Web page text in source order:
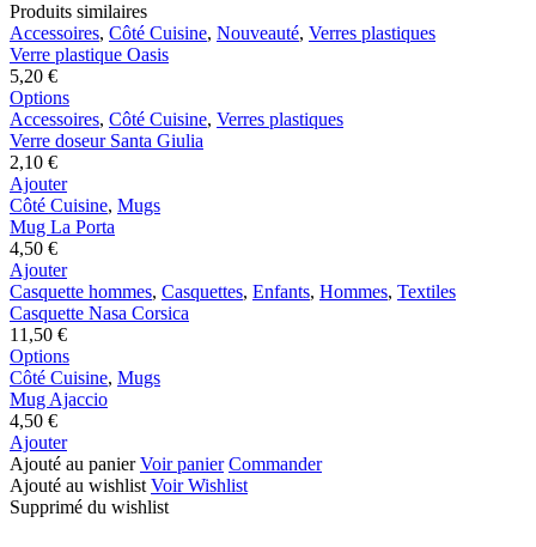
Produits similaires
Verre
plastique
Oasis
Accessoires, Côté Cuisine, Nouveauté, Verres plastiques
Verre plastique Oasis
5,20 €
OptionsCe
produit
a
Les
options
choisies
sur
page
du
produit
Verre
doseur
Santa
Giulia
Accessoires, Côté Cuisine, Verres plastiques
Verre doseur Santa Giulia
2,10 €
Ajouter
Mug
La
Porta
Côté Cuisine, Mugs
Mug La Porta
4,50 €
Ajouter
Casquette
Nasa
Corsica
Casquette hommes, Casquettes, Enfants, Hommes, Textiles
Casquette Nasa Corsica
11,50 €
OptionsCe
produit
a
Les
options
peuvent
Mug
Ajaccio
Côté Cuisine, Mugs
Mug Ajaccio
4,50 €
Ajouter
Ajouté au panierVoir panier Commander
Ajouté au wishlist Voir Wishlist
Supprimé du wishlist